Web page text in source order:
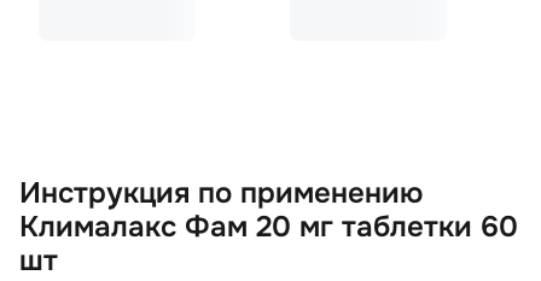
Инструкция по применению
Клималакс Фам 20 мг таблетки 60
шт